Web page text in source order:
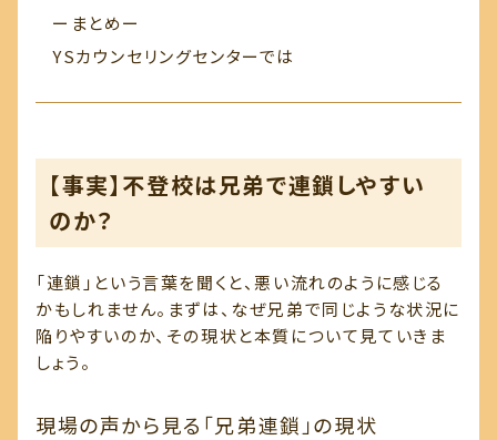
ーまとめー
YSカウンセリングセンターでは
【事実】不登校は兄弟で連鎖しやすい
のか？
「連鎖」という言葉を聞くと、悪い流れのように感じる
かもしれません。まずは、なぜ兄弟で同じような状況に
陥りやすいのか、その現状と本質について見ていきま
しょう。
現場の声から見る「兄弟連鎖」の現状